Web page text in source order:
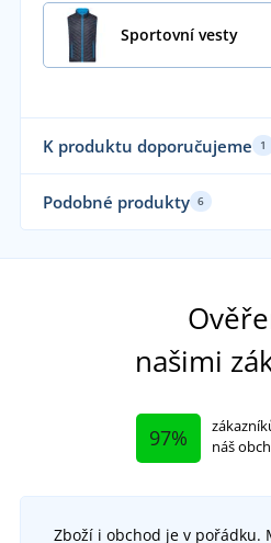
Sportovní vesty
K produktu doporučujeme 1
Podobné produkty 6
našimi
97%
náš
Zboží i obchod je v pořádku.